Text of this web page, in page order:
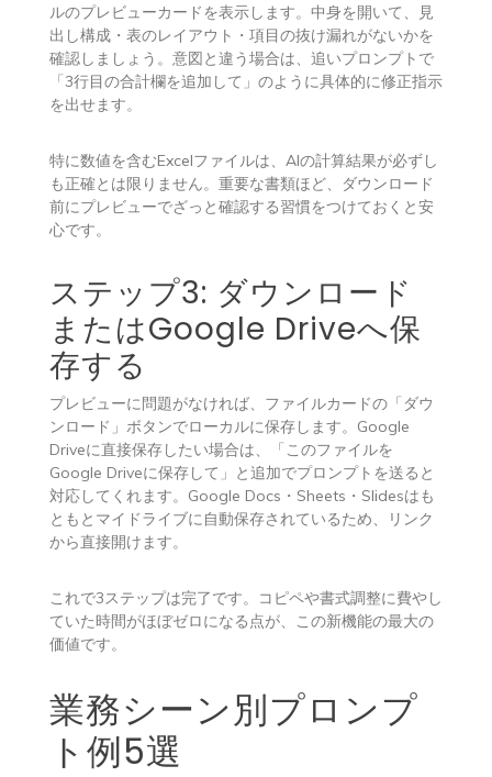
ルのプレビューカードを表示します。中身を開いて、見
出し構成・表のレイアウト・項目の抜け漏れがないかを
確認しましょう。意図と違う場合は、追いプロンプトで
「3行目の合計欄を追加して」のように具体的に修正指示
を出せます。
特に数値を含むExcelファイルは、AIの計算結果が必ずし
も正確とは限りません。重要な書類ほど、ダウンロード
前にプレビューでざっと確認する習慣をつけておくと安
心です。
ステップ3: ダウンロード
またはGoogle Driveへ保
存する
プレビューに問題がなければ、ファイルカードの「ダウ
ンロード」ボタンでローカルに保存します。Google
Driveに直接保存したい場合は、「このファイルを
Google Driveに保存して」と追加でプロンプトを送ると
対応してくれます。Google Docs・Sheets・Slidesはも
ともとマイドライブに自動保存されているため、リンク
から直接開けます。
これで3ステップは完了です。コピペや書式調整に費やし
ていた時間がほぼゼロになる点が、この新機能の最大の
価値です。
業務シーン別プロンプ
ト例5選